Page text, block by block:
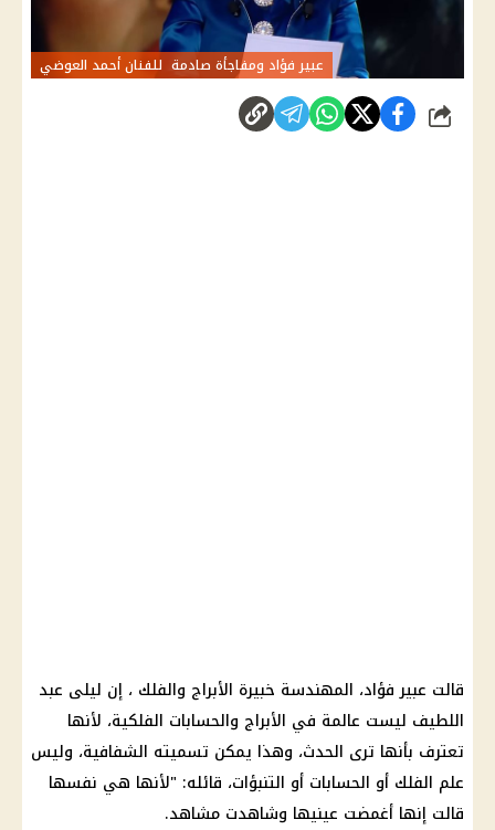
عبير فؤاد ومفاجأة صادمة للفنان أحمد العوضي
شارك
قالت عبير فؤاد، المهندسة خبيرة الأبراج والفلك ، إن ليلى عبد
اللطيف ليست عالمة في الأبراج والحسابات الفلكية، لأنها
تعترف بأنها ترى الحدث، وهذا يمكن تسميته الشفافية، وليس
علم الفلك أو الحسابات أو التنبؤات، قائله: "لأنها هي نفسها
قالت إنها أغمضت عينيها وشاهدت مشاهد.